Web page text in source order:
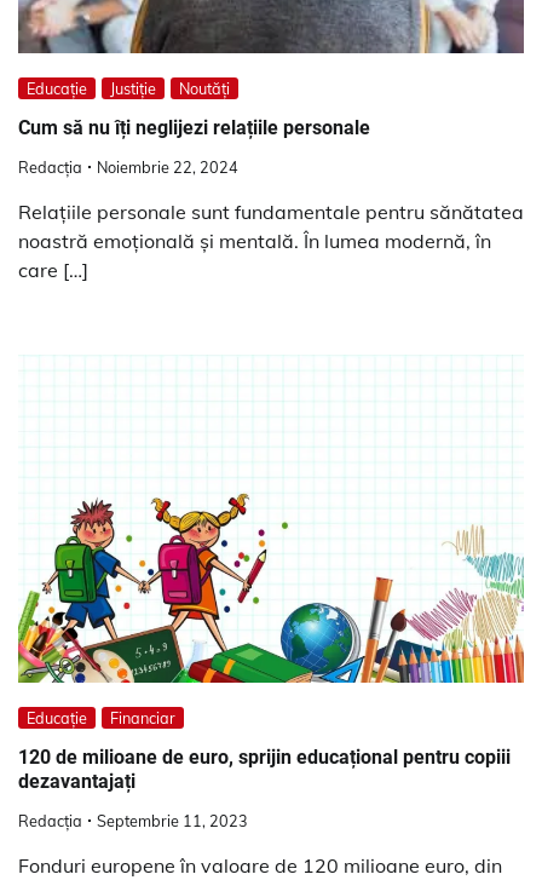
Educație Justiție Noutăți
Cum să nu îți neglijezi relațiile personale
Redacția Noiembrie 22, 2024
Relațiile personale sunt fundamentale pentru sănătatea
noastră emoțională și mentală. În lumea modernă, în
care […]
Educație Financiar
120 de milioane de euro, sprijin educațional pentru copiii
dezavantajați
Redacția Septembrie 11, 2023
Fonduri europene în valoare de 120 milioane euro, din